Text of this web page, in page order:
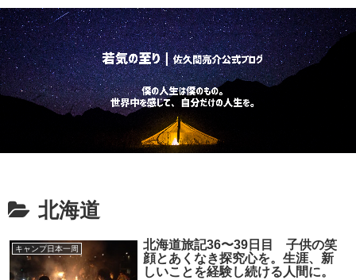
北海道
キャンプ日本一周
北海道旅記36〜39日目 子供の笑
顔とあくなき探究心を。生涯、新
しいことを経験し続ける人間に。